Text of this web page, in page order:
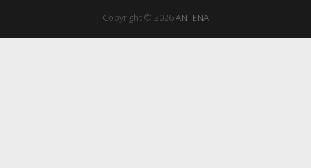
Copyright © 2026ANTENA